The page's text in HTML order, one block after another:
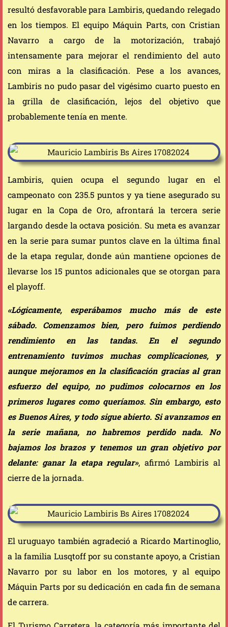
resultó desfavorable para Lambiris, quedando relegado
en los tiempos. El equipo Máquin Parts, con Cristian
Navarro a cargo de la motorización, trabajó
intensamente para mejorar el rendimiento del auto
con miras a la clasificación. Pese a los avances,
Lambiris no pudo pasar del vigésimo cuarto puesto en
la grilla de clasificación, lejos del objetivo que
probablemente tenía en mente.
Lambiris, quien ocupa el segundo lugar en el
campeonato con 235.5 puntos y ya tiene asegurado su
lugar en la Copa de Oro, afrontará la tercera serie
largando desde la octava posición. Su meta es avanzar
en la serie para sumar puntos clave en la última final
de la etapa regular, donde aún mantiene opciones de
llevarse los 15 puntos adicionales que se otorgan para
el playoff.
«Lógicamente, esperábamos mucho más de este
sábado. Comenzamos bien, pero fuimos perdiendo
rendimiento en las tandas. En el segundo
entrenamiento tuvimos muchas complicaciones, y
aunque mejoramos en la clasificación gracias al gran
esfuerzo del equipo, no pudimos colocarnos en los
primeros lugares como queríamos. Sin embargo, esto
es Buenos Aires, y todo sigue abierto. Si avanzamos en
la serie mañana, no habremos perdido nada. No
bajamos los brazos y tenemos un gran objetivo por
delante: ganar la etapa regular», afirmó Lambiris al
cierre de la jornada.
El uruguayo también agradeció a Ricardo Martinoglio,
a la familia Lusqtoff por su constante apoyo, a Cristian
Navarro por su labor en los motores, y al equipo
Máquin Parts por su dedicación en cada fin de semana
de carrera.